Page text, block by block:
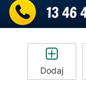
Dodaj